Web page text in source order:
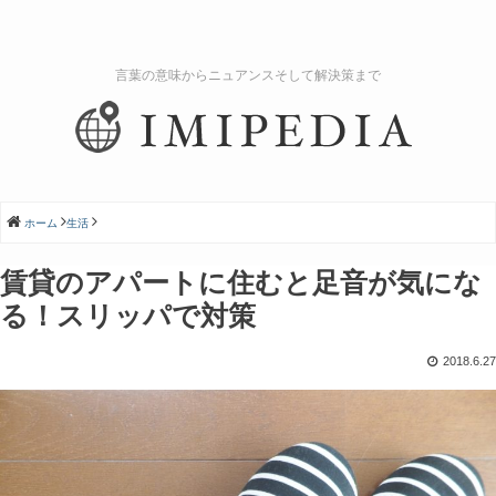
言葉の意味からニュアンスそして解決策まで
ホーム 生活
賃貸のアパートに住むと足音が気にな
る！スリッパで対策
2018.6.27